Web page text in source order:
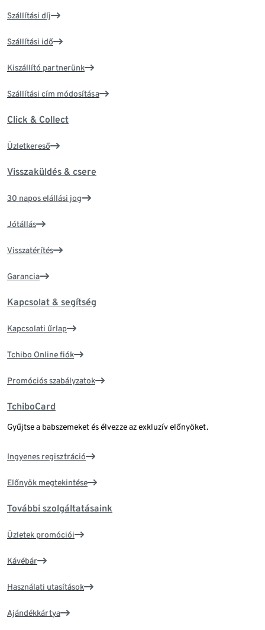
Szállítási díj
Szállítási idő
Kiszállító partnerünk
Szállítási cím módosítása
Click & Collect
Üzletkereső
Visszaküldés & csere
30 napos elállási jog
Jótállás
Visszatérítés
Garancia
Kapcsolat & segítség
Kapcsolati űrlap
Tchibo Online fiók
Promóciós szabályzatok
TchiboCard
Gyűjtse a babszemeket és élvezze az exkluzív előnyöket.
Ingyenes regisztráció
Előnyök megtekintése
További szolgáltatásaink
Üzletek promóciói
Kávébár
Használati utasítások
Ajándékkártya